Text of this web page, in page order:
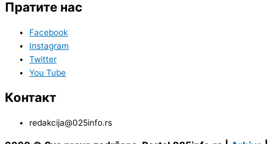
Пратите нас
Facebook
Instagram
Twitter
You Tube
Контакт
redakcija@025info.rs